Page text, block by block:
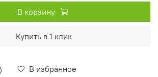
В избранное
В корзину
Купить в 1 клик